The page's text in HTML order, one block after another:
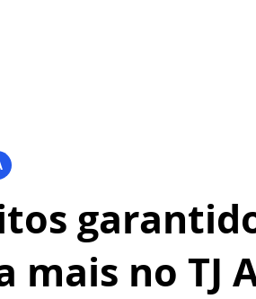
mais no TJ